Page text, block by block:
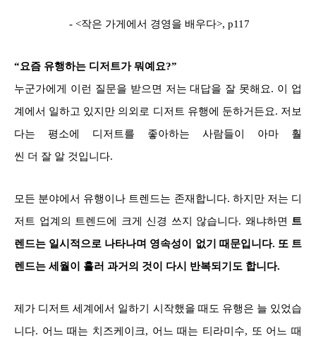
- <작은 가게에서 경영을 배우다>, p117
“요즘 유행하는 디저트가 뭐예요?”
누군가에게 이런 질문을 받으면 저는 대답을 잘 못해요. 이 업
계에서 일하고 있지만 의외로 디저트 유행에 둔하거든요. 저보
다는 평소에 디저트를 좋아하는 사람들이 아마 훨
씬 더 잘 알 것입니다.
모든 분야에서 유행이나 트렌드는 존재합니다. 하지만 저는 디
저트 업계의 트렌드에 크게 신경 쓰지 않습니다. 왜냐하면 트
렌드는 일시적으로 나타나며 영속성이 없기 때문입니다. 또 트
렌드는 세월이 흘러 과거의 것이 다시 반복되기도 합니다.
제가 디저트 세계에서 일하기 시작했을 때도 유행은 늘 있었습
니다. 어느 때는 치즈케이크, 어느 때는 티라미수, 또 어느 때